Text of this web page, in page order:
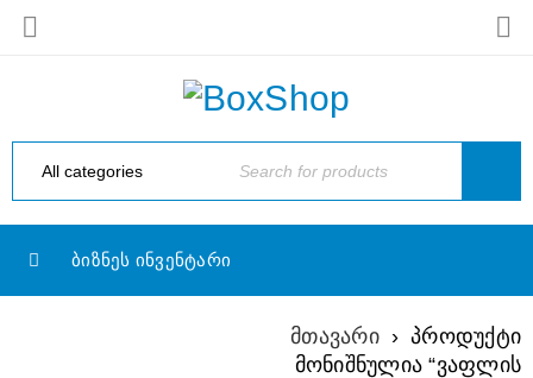
ᲑᲘᲖᲜᲔᲡ ᲘᲜᲕᲔᲜᲢᲐᲠᲘ
მთავარი › პროდუქტი
მონიშნულია “ვაფლის